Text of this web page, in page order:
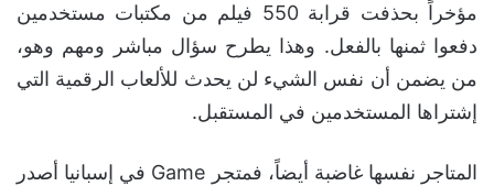
مؤخراً بحذفت قرابة 550 فيلم من مكتبات مستخدمين
دفعوا ثمنها بالفعل. وهذا يطرح سؤال مباشر ومهم وهو،
من يضمن أن نفس الشيء لن يحدث للألعاب الرقمية التي
إشتراها المستخدمين في المستقبل.
المتاجر نفسها غاضبة أيضاً، فمتجر Game في إسبانيا أصدر